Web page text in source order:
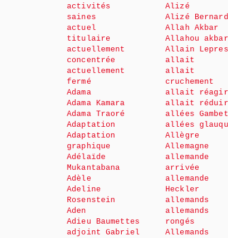
activités
saines
actuel
titulaire
actuellement
concentrée
actuellement
fermé
Adama
Adama Kamara
Adama Traoré
Adaptation
Adaptation
graphique
Adélaïde
Mukantabana
Adèle
Adeline
Rosenstein
Aden
Adieu Baumettes
adjoint Gabriel
Alizé
Alizé Bernard
Allah Akbar
Allahou akbar
Allain
allait
allait
cruchement
allait réagir
allait
allées
allées
Allègre
Allemagne
allemande
arrivée
allemande
Heckler
allemands
allemands
rongés
Allemands